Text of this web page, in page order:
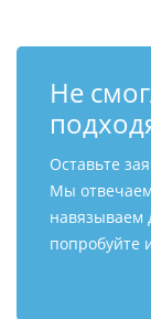
Не
Оставьте
Мы
навязываем
попробуйте